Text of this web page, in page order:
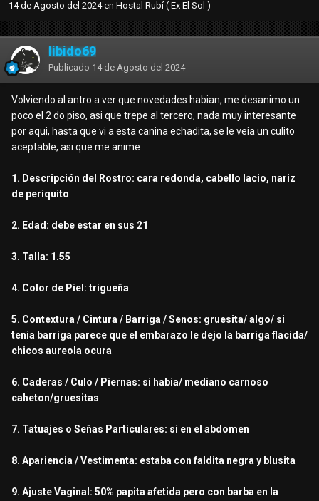
14 de Agosto del 2024en Hostal Rubí ( Ex El Sol )
libido69
Publicado 14 de Agosto del 2024
Volviendo al antro a ver que novedades habian, me desanimo un
poco el 2 do piso, asi que trepe al tercero, nada muy interesante
por aqui, hasta que vi a esta canina echadita, se le veia un culito
aceptable, asi que me anime
1. Descripción del Rostro: cara redonda, cabello lacio, nariz
de periquito
2. Edad: debe estar en sus 21
3. Talla: 1.55
4. Color de Piel: trigueña
5. Contextura / Cintura / Barriga / Senos: gruesita/ algo/ si
tenia barriga parece que el embarazo le dejo la barriga flacida/
chicos aureola ocura
6. Caderas / Culo / Piernas: si habia/ mediano carnoso
caheton/gruesitas
7. Tatuajes o Señas Particulares: si en el abdomen
8. Apariencia / Vestimenta: estaba con faldita negra y blusita
9. Ajuste Vaginal: 50% papita afetida pero con barba en la